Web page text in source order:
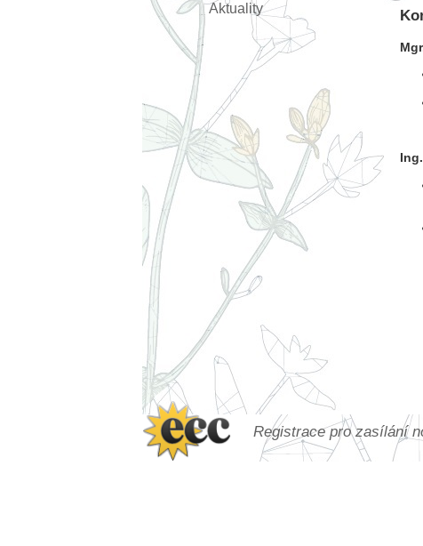
Aktuality
Registrace pro zasílání